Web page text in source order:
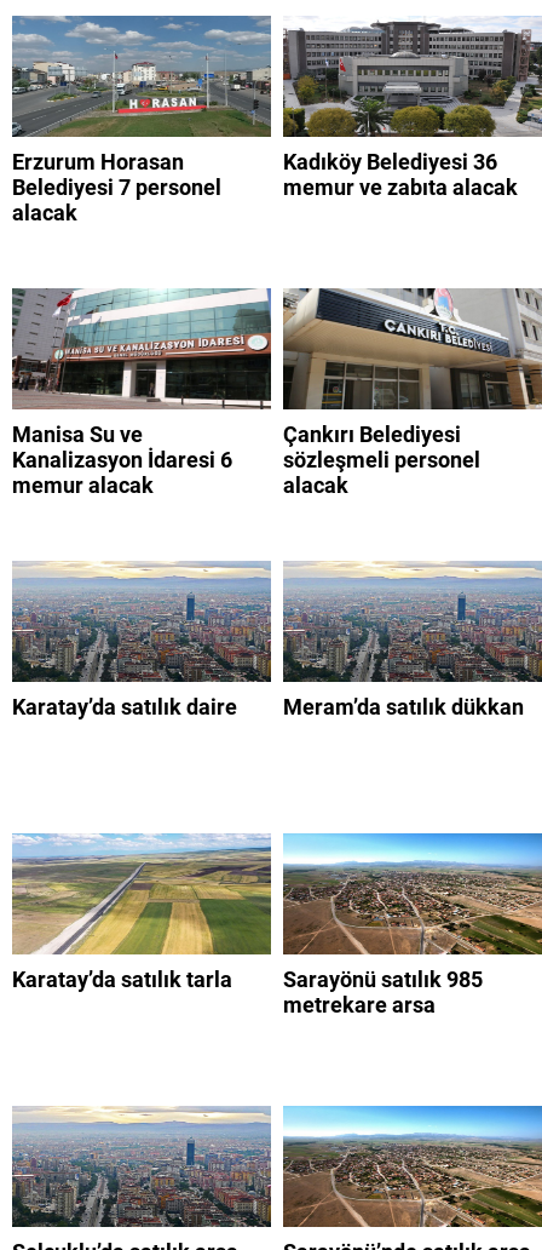
Erzurum Horasan
Belediyesi 7 personel
alacak
Kadıköy Belediyesi 36
memur ve zabıta alacak
Manisa Su ve
Kanalizasyon İdaresi 6
memur alacak
Çankırı Belediyesi
sözleşmeli personel
alacak
Karatay’da satılık daire Meram’da satılık dükkan
Karatay’da satılık tarla
Sarayönü satılık 985
metrekare arsa